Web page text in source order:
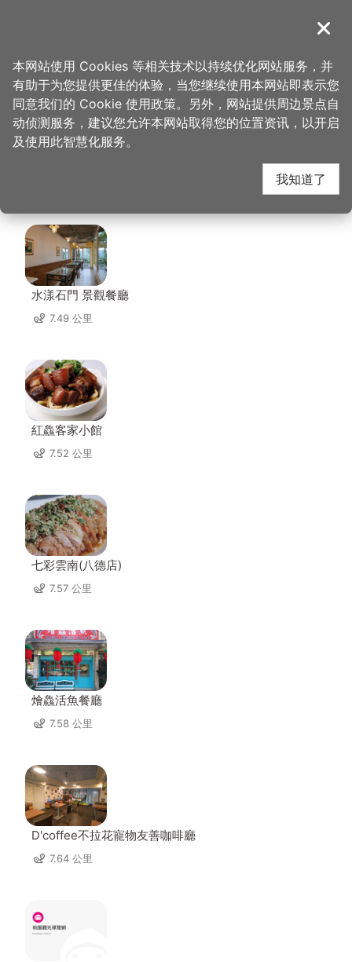
導覽
首页 > 想去的地方 > 住宿 > 乐木居河岸行馆
乐木居河岸行馆 周边店
家
水漾石門 景觀餐廳
7.49 公里
紅鱻客家小館
7.52 公里
七彩雲南(八德店)
7.57 公里
燴鱻活魚餐廳
7.58 公里
D'coffee不拉花寵物友善咖啡廳
7.64 公里
关闭
本网站使用 Cookies 等相关技术以持续优化网站服务，并
有助于为您提供更佳的体验，当您继续使用本网站即表示您
同意我们的 Cookie 使用政策。另外，网站提供周边景点自
动侦测服务，建议您允许本网站取得您的位置资讯，以开启
及使用此智慧化服务。
我知道了